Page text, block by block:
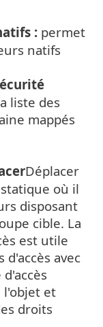
: permet
natifs
liste des
mappés
Déplacer
où il
disposant
cible. La
est utile
avec
l'objet et
droits